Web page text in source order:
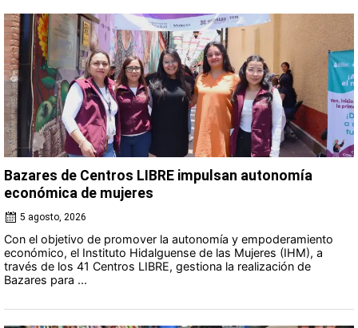
Bazares de Centros LIBRE impulsan autonomía
económica de mujeres
5 agosto, 2026
Con el objetivo de promover la autonomía y empoderamiento
económico, el Instituto Hidalguense de las Mujeres (IHM), a
través de los 41 Centros LIBRE, gestiona la realización de
Bazares para ...